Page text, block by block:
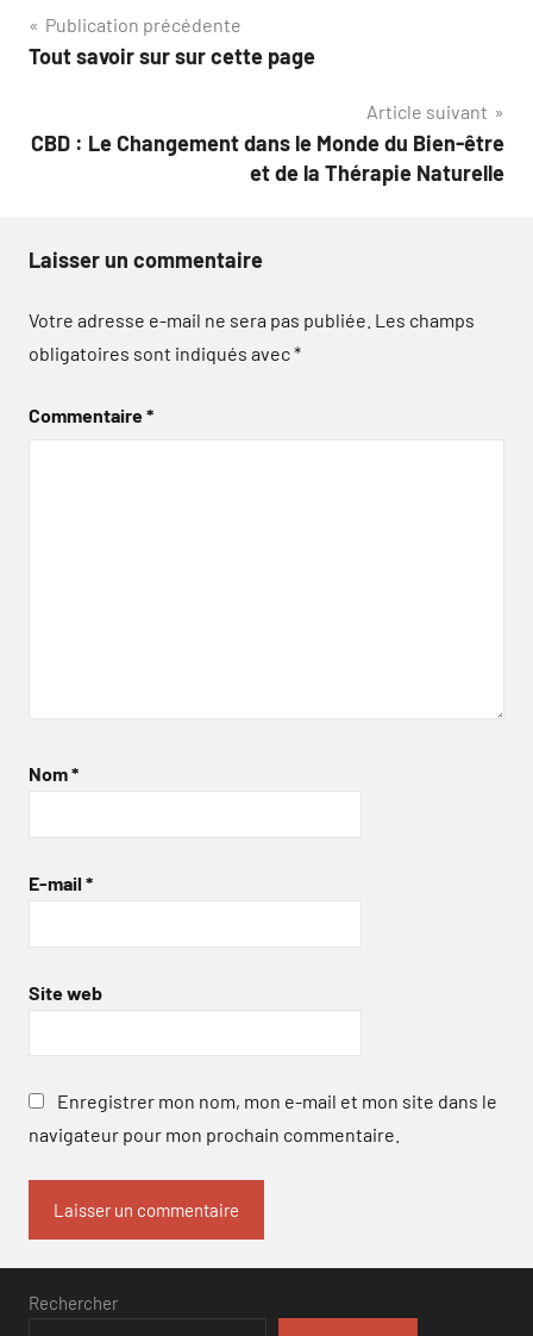
Navigation
de
Publication précédente
Tout savoir sur sur cette page
Article suivant
CBD : Le Changement dans le Monde du Bien-être
et de la Thérapie Naturelle
Laisser un commentaire
Votre adresse e-mail ne sera pas publiée. Les champs
obligatoires sont indiqués avec*
Commentaire*
Nom*
E-mail *
Site web
Enregistrer mon nom, mon e-mail et mon site dans le
navigateur pour mon prochain commentaire.
Rechercher